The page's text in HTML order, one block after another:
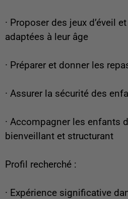
· Proposer des jeux d’éveil
adaptées à leur âge
· Préparer et donner les
· Assurer la sécurité des
· Accompagner les enfants
bienveillant et structurant
Profil recherché :
· Expérience significative